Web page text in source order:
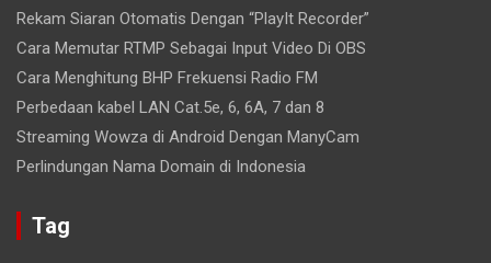
Rekam Siaran Otomatis Dengan “PlayIt Recorder”
Cara Memutar RTMP Sebagai Input Video Di OBS
Cara Menghitung BHP Frekuensi Radio FM
Perbedaan kabel LAN Cat.5e, 6, 6A, 7 dan 8
Streaming Wowza di Android Dengan ManyCam
Perlindungan Nama Domain di Indonesia
Tag